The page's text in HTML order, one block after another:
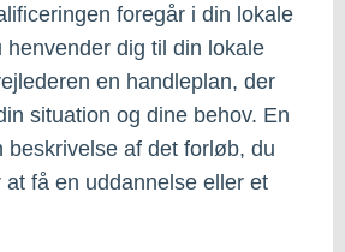
foregår i din lokale
henvender dig til din lokale
en handleplan, der
situation og dine behov. En
beskrivelse af det forløb, du
få en uddannelse eller et